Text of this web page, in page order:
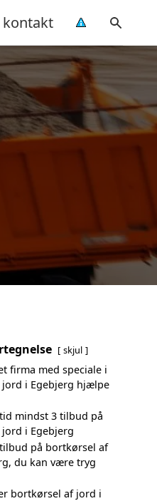
skjul
firma med speciale i
i Egebjerg hjælpe
mindst 3 tilbud på
i Egebjerg
på bortkørsel af
du kan være tryg
bortkørsel af jord i